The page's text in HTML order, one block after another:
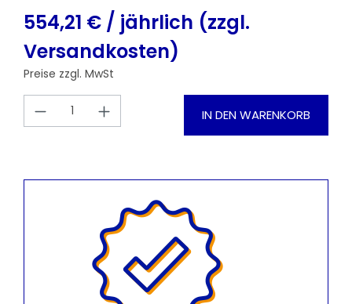
554,21 € / jährlich (zzgl.
Versandkosten)
Preise zzgl. MwSt
Produkt Anzahl: Gib denIN DEN WARENKORB